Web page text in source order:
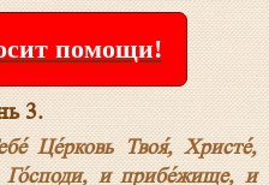
помощи!
3.
Це́рковь Твоя́, Христе́,
и прибе́жище, и